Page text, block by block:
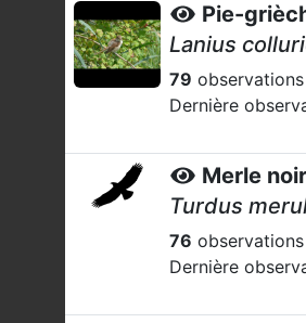
Pie-
Lanius
79 observations
Dernière
Merle noir
Turdus
76 observations
Dernière